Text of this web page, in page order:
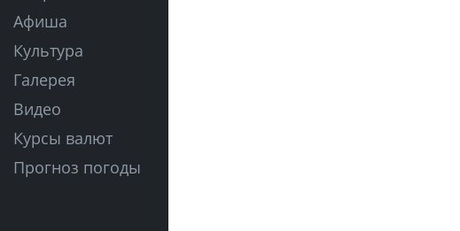
Афиша
Культура
Галерея
Видео
Курсы валют
Прогноз погоды